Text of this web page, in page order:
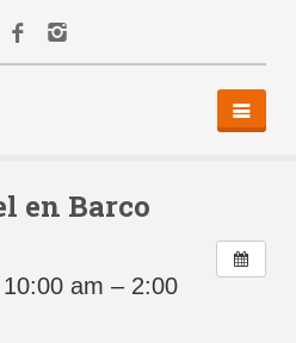
en Barco
am – 2:00